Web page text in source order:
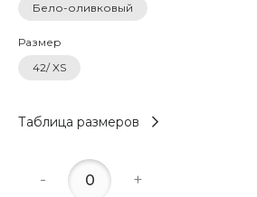
Бело-оливковый
Размер
42/ XS
Таблица размеров
- +